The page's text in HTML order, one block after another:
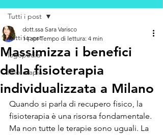
Tutti i post
logopedia
fisioterapia
Tutti i post
Massimizza i benefici
della fisioterapia
individualizzata a Milano
dott.ssa Sara Varisco
14 apr Tempo di lettura: 4 min
Quando si parla di recupero fisico, la
fisioterapia è una risorsa fondamentale.
Ma non tutte le terapie sono uguali. La